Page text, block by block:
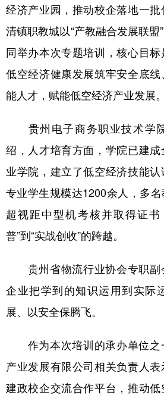
经济产业园，推动校企落地一批
清镇职教城以“产教融合发展联
同举办本次专题培训，核心目
低空经济健康发展筑牢安全底
能人才，赋能低空经济产业发展。
贵州电子商务职业技术学
绍，人才培育方面，学院已建
业学院，建立了低空经济技能
专业学生规模达1200余人，多
超视距中型机考核并取得证
普”到“实战创收”的跨越。
贵州省物流行业协会专职副
企业把学到的知识运用到实际
展、以安全保腾飞。
作为本次培训的承办单位之
产业发展有限公司相关负责人
建政校企交流合作平台，推动